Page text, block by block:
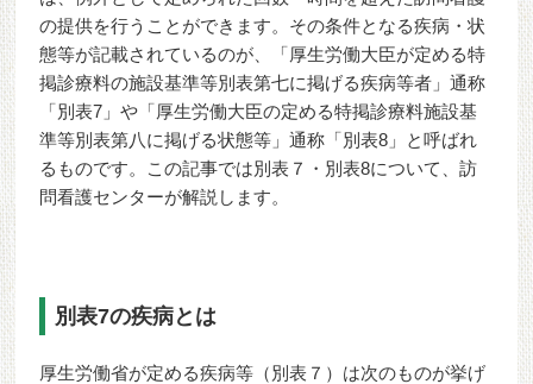
の提供を行うことができます。その条件となる疾病・状
態等が記載されているのが、「厚生労働大臣が定める特
掲診療料の施設基準等別表第七に掲げる疾病等者」通称
「別表7」や「厚生労働大臣の定める特掲診療料施設基
準等別表第八に掲げる状態等」通称「別表8」と呼ばれ
るものです。この記事では別表７・別表8について、訪
問看護センターが解説します。
別表7の疾病とは
厚生労働省が定める疾病等（別表７）は次のものが挙げ